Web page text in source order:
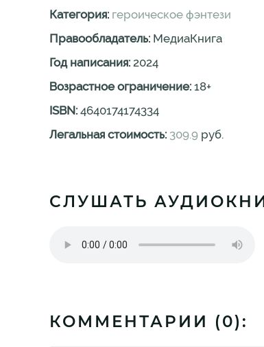
Категория: героическое фэнтези
Правообладатель: МедиаКнига
Год написания: 2024
Возрастное ограничение: 18+
ISBN: 4640174174334
Легальная стоимость: 309.9 руб.
СЛУШАТЬ
КОММЕНТАРИИ (0):